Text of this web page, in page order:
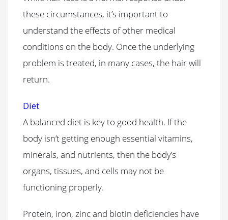
these circumstances, it’s important to
understand the effects of other medical
conditions on the body. Once the underlying
problem is treated, in many cases, the hair will
return.
Diet
A balanced diet is key to good health. If the
body isn’t getting enough essential vitamins,
minerals, and nutrients, then the body’s
organs, tissues, and cells may not be
functioning properly.
Protein, iron, zinc and biotin deficiencies have